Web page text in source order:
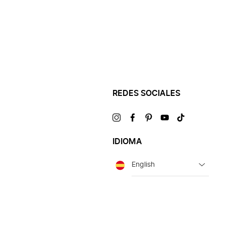
REDES SOCIALES
VisítanosVisítanosVisítanosVisítanosVisítanos
IDIOMA
Idioma